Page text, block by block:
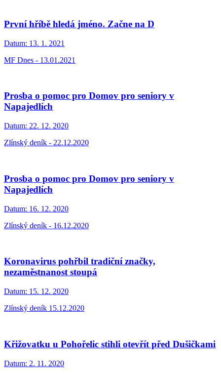
První hříbě hledá jméno. Začne na D
Datum: 13. 1. 2021
MF Dnes - 13.01.2021
Prosba o pomoc pro Domov pro seniory v
Napajedlích
Datum: 22. 12. 2020
Zlínský deník - 22.12.2020
Prosba o pomoc pro Domov pro seniory v
Napajedlích
Datum: 16. 12. 2020
Zlínský deník - 16.12.2020
Koronavirus pohřbil tradiční značky,
nezaměstnanost stoupá
Datum: 15. 12. 2020
Zlínský deník 15.12.2020
Křižovatku u Pohořelic stihli otevřít před Dušičkami
Datum: 2. 11. 2020